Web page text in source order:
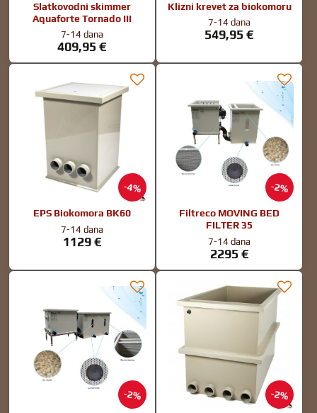
Slatkovodni skimmer
Aquaforte Tornado III
7-14 dana
409,95 €
Klizni krevet za biokomoru
7-14 dana
549,95 €
4%
EPS Biokomora BK60
7-14 dana
1129 €
2%
Filtreco MOVING BED
FILTER 35
7-14 dana
2295 €
2% 2%